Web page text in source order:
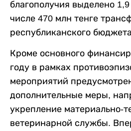
благополучия выделено
числе 470 млн тенге
республиканского
Кроме основного
году в рамках
мероприятий
дополнительные меры,
укрепление материально-
ветеринарной службы.